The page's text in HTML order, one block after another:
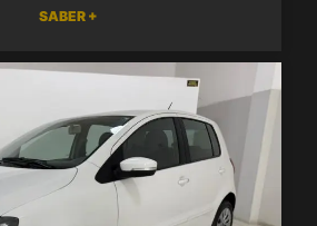
SABER +